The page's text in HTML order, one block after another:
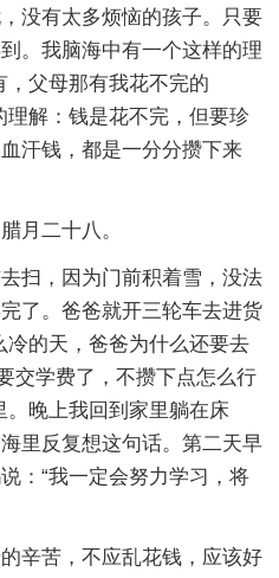
没有太多烦恼的孩子。只要
。我脑海中有一个这样的理
，父母那有我花不完的
理解：钱是花不完，但要珍
汗钱，都是一分分攒下来
月二十八。
扫，因为门前积着雪，没法
了。爸爸就开三轮车去进货
冷的天，爸爸为什么还要去
交学费了，不攒下点怎么行
。晚上我回到家里躺在床
里反复想这句话。第二天早
：“我一定会努力学习，将
辛苦，不应乱花钱，应该好